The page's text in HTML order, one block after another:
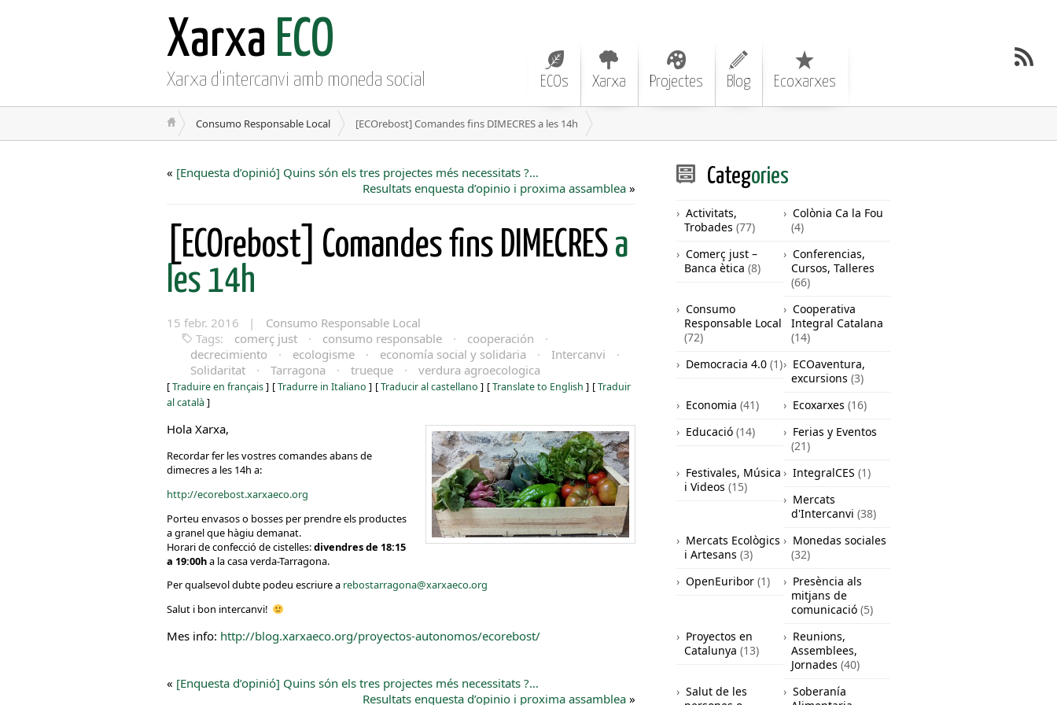
Xarxa ECO
Xarxa d'intercanvi amb moneda social ECOs Xarxa Projectes Blog Ecoxarxes
Consumo Responsable Local [ECOrebost] Comandes fins DIMECRES a les 14h
« [Enquesta d’opinió] Quins són els tres projectes més necessitats ?…
Resultats enquesta d’opinio i proxima assamblea »
[ECOrebost] Comandes fins DIMECRES a
les 14h
15 febr. 2016 |
Consumo Responsable Local
Tags:
comerç just · consumo responsable · cooperación
·
decrecimiento
· ecologisme · economía social y solidaria · Intercanvi
·
Solidaritat
· Tarragona · trueque · verdura agroecologica
[Traduire en français] [Tradurre in Italiano ] [Traducir al castellano ] [Translate to English ] [Traduir
al català ]
Hola Xarxa,
Recordar fer les vostres comandes abans de
dimecres a les 14h a:
http://ecorebost.xarxaeco.org
Porteu envasos o bosses per prendre els productes
a granel que hàgiu demanat.
Horari de confecció de cistelles:divendres de 18:15
a 19:00ha la casa verda-Tarragona.
Per qualsevol dubte podeu escriure a rebostarragona@xarxaeco.org
Salut i bon intercanvi!
Mes info: http://blog.xarxaeco.org/proyectos-autonomos/ecorebost/
« [Enquesta d’opinió] Quins són els tres projectes més necessitats ?…
Resultats enquesta d’opinio i proxima assamblea »
Categories
Activitats,
Trobades (77)
Colònia Ca la Fou
(4)
Comerç just –
Banca ètica (8)
Conferencias,
Cursos, Talleres
(66)
Consumo
Responsable Local
(72)
Cooperativa
Integral Catalana
(14)
Democracia 4.0 (1)
ECOaventura,
excursions (3)
Economia (41) Ecoxarxes (16)
Educació (14)
Ferias y Eventos
(21)
Festivales, Música
i Videos (15)
IntegralCES (1)
Mercats
d'Intercanvi (38)
Mercats Ecològics
i Artesans (3)
Monedas sociales
(32)
OpenEuribor (1)
Presència als
mitjans de
comunicació (5)
Proyectos en
Catalunya (13)
Reunions,
Assemblees,
Jornades (40)
Salut de les
Soberanía